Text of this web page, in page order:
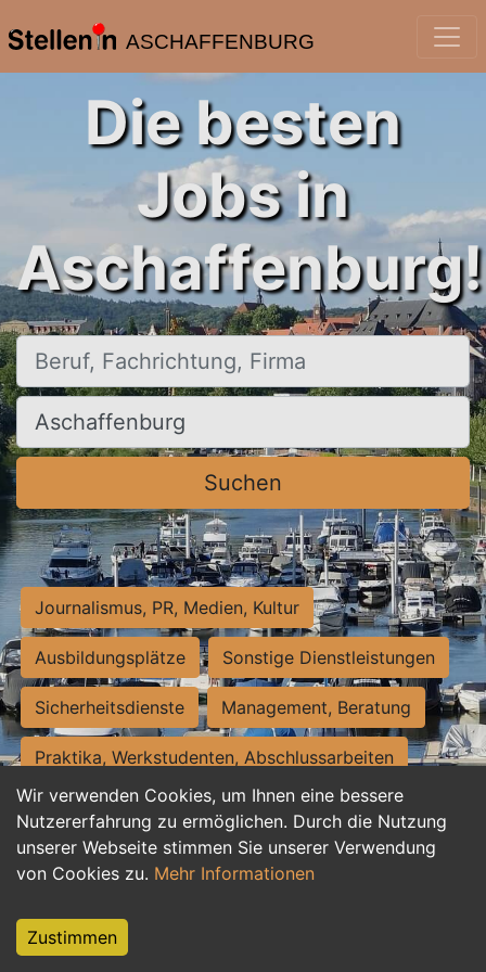
ASCHAFFENBURG
Wir verwenden Cookies, um Ihnen eine bessere
Nutzererfahrung zu ermöglichen. Durch die Nutzung
unserer Webseite stimmen Sie unserer Verwendung
von Cookies zu. Mehr Informationen
Zustimmen
Die besten
Jobs in
Aschaffenburg!
Beruf, Fachrichtung, Firma
Ort, Stadt
Suchen
Journalismus, PR, Medien, Kultur
Ausbildungsplätze Sonstige Dienstleistungen
Sicherheitsdienste Management, Beratung
Praktika, Werkstudenten, Abschlussarbeiten
Personalwesen Assistenz, Sekretariat
Hilfskräfte, Aushilfs- und Nebenjobs
Weiterbildung, Studium, duale Ausbildung